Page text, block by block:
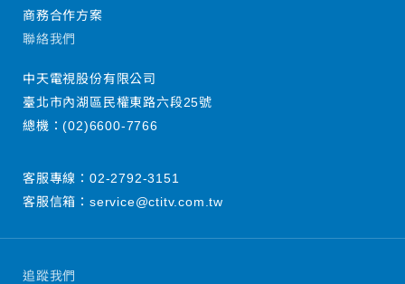
追蹤我們
商務合作方案
聯絡我們
中天電視股份有限公司
臺北市內湖區民權東路六段25號
總機：(02)6600-7766
客服專線： 02-2792-3151
客服信箱： service@ctitv.com.tw